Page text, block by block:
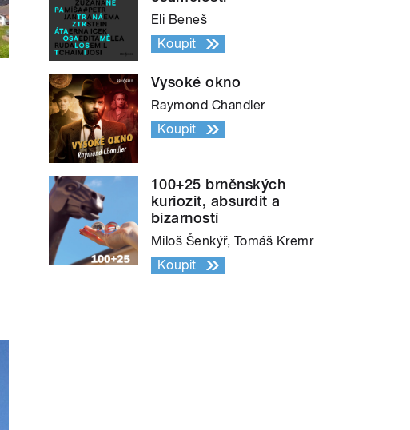
Eli Beneš
Koupit
Vysoké okno
Raymond Chandler
Koupit
100+25 brněnských
kuriozit, absurdit a
bizarností
Miloš Šenkýř, Tomáš Kremr
Koupit